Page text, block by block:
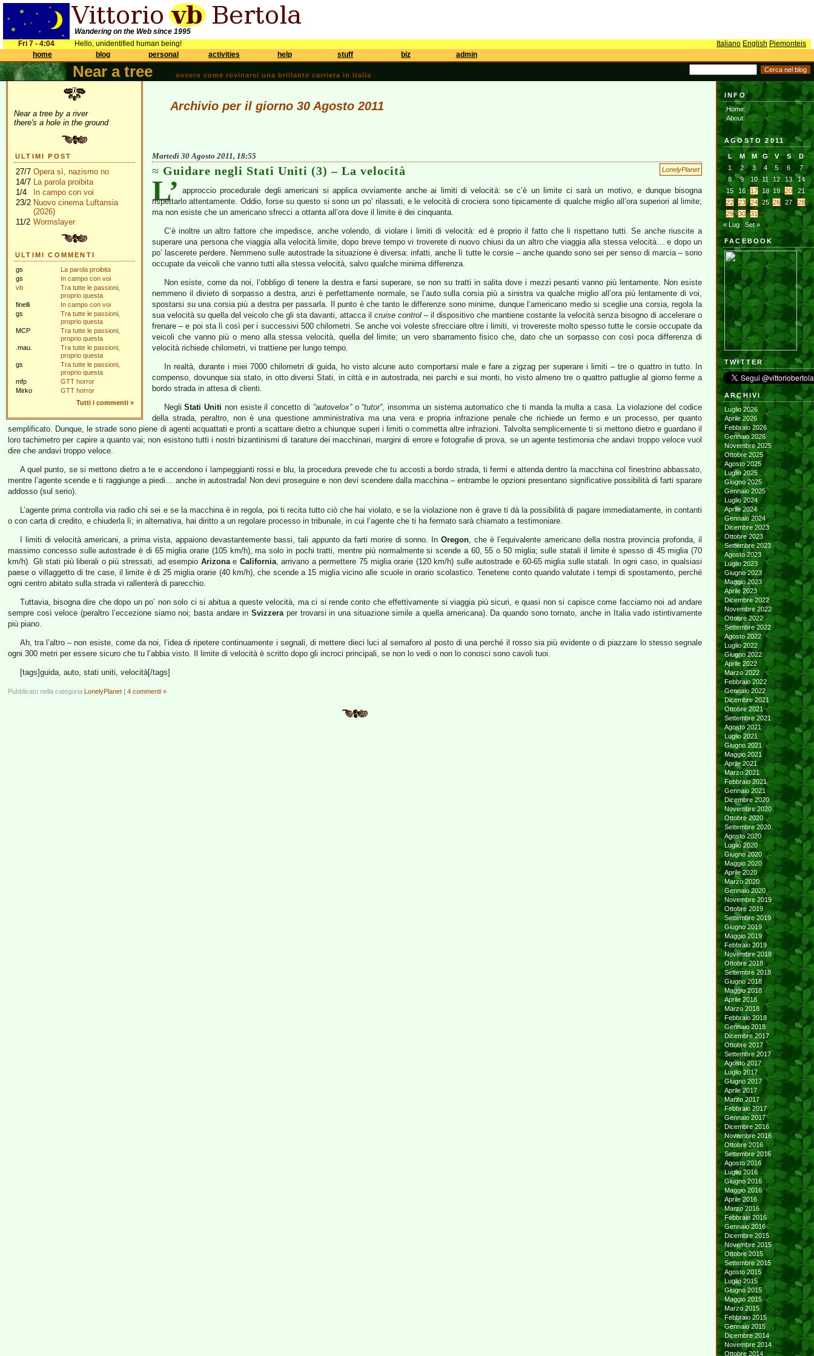
Wandering on the Web since 1995
Fri 7 - 4:04
Hello, unidentified human being! Italiano English Piemonteis
home
blog personal activities help stuff biz admin
Near a tree ovvero come rovinarsi una brillante carriera in Italia
Near a tree by a river
there's a hole in the ground
ULTIMI POST
27/7 Opera sì, nazismo no
14/7 La parola proibita
1/4
In campo con voi
23/2 Nuovo cinema Luftansia
(2026)
11/2 Wormslayer
ULTIMI COMMENTI
gs
La parola proibita
gs
In campo con voi
vb
Tra tutte le passioni,
proprio questa
finelli
In campo con voi
gs
Tra tutte le passioni,
proprio questa
MCP
Tra tutte le passioni,
proprio questa
.mau.
Tra tutte le passioni,
proprio questa
gs
Tra tutte le passioni,
proprio questa
mfp
GTT horror
Mirko
GTT horror
Tutti i commenti »
Archivio per il giorno 30 Agosto 2011
Martedì 30 Agosto 2011, 18:55
LonelyPlanet
Guidare negli Stati Uniti (3) – La velocità
L’ approccio procedurale degli americani si applica ovviamente anche ai limiti di velocità: se c’è un limite ci sarà un motivo, e dunque bisogna
rispettarlo attentamente. Oddio, forse su questo si sono un po’ rilassati, e le velocità di crociera sono tipicamente di qualche miglio all’ora superiori al limite;
ma non esiste che un americano sfrecci a ottanta all’ora dove il limite è dei cinquanta.
C’è inoltre un altro fattore che impedisce, anche volendo, di violare i limiti di velocità: ed è proprio il fatto che li rispettano tutti. Se anche riuscite a
superare una persona che viaggia alla velocità limite, dopo breve tempo vi troverete di nuovo chiusi da un altro che viaggia alla stessa velocità… e dopo un
po’ lascerete perdere. Nemmeno sulle autostrade la situazione è diversa: infatti, anche lì tutte le corsie – anche quando sono sei per senso di marcia – sono
occupate da veicoli che vanno tutti alla stessa velocità, salvo qualche minima differenza.
Non esiste, come da noi, l’obbligo di tenere la destra e farsi superare, se non su tratti in salita dove i mezzi pesanti vanno più lentamente. Non esiste
nemmeno il divieto di sorpasso a destra, anzi è perfettamente normale, se l’auto sulla corsia più a sinistra va qualche miglio all’ora più lentamente di voi,
spostarsi su una corsia più a destra per passarla. Il punto è che tanto le differenze sono minime, dunque l’americano medio si sceglie una corsia, regola la
sua velocità su quella del veicolo che gli sta davanti, attacca il cruise control – il dispositivo che mantiene costante la velocità senza bisogno di accelerare o
frenare – e poi sta lì così per i successivi 500 chilometri. Se anche voi voleste sfrecciare oltre i limiti, vi trovereste molto spesso tutte le corsie occupate da
veicoli che vanno più o meno alla stessa velocità, quella del limite; un vero sbarramento fisico che, dato che un sorpasso con così poca differenza di
velocità richiede chilometri, vi trattiene per lungo tempo.
In realtà, durante i miei 7000 chilometri di guida, ho visto alcune auto comportarsi male e fare a zigzag per superare i limiti – tre o quattro in tutto. In
compenso, dovunque sia stato, in otto diversi Stati, in città e in autostrada, nei parchi e sui monti, ho visto almeno tre o quattro pattuglie al giorno ferme a
bordo strada in attesa di clienti.
NegliStati Uniti non esiste il concetto di “autovelox”o “tutor”, insomma un sistema automatico che ti manda la multa a casa. La violazione del codice
della strada, peraltro, non è una questione amministrativa ma una vera e propria infrazione penale che richiede un fermo e un processo, per quanto
semplificato. Dunque, le strade sono piene di agenti acquattati e pronti a scattare dietro a chiunque superi i limiti o commetta altre infrazioni. Talvolta semplicemente ti si mettono dietro e guardano il
loro tachimetro per capire a quanto vai; non esistono tutti i nostri bizantinismi di tarature dei macchinari, margini di errore e fotografie di prova, se un agente testimonia che andavi troppo veloce vuol
dire che andavi troppo veloce.
A quel punto, se si mettono dietro a te e accendono i lampeggianti rossi e blu, la procedura prevede che tu accosti a bordo strada, ti fermi e attenda dentro la macchina col finestrino abbassato,
mentre l’agente scende e ti raggiunge a piedi… anche in autostrada! Non devi proseguire e non devi scendere dalla macchina – entrambe le opzioni presentano significative possibilità di farti sparare
addosso (sul serio).
L’agente prima controlla via radio chi sei e se la macchina è in regola, poi ti recita tutto ciò che hai violato, e se la violazione non è grave ti dà la possibilità di pagare immediatamente, in contanti
o con carta di credito, e chiuderla lì; in alternativa, hai diritto a un regolare processo in tribunale, in cui l’agente che ti ha fermato sarà chiamato a testimoniare.
I limiti di velocità americani, a prima vista, appaiono devastantemente bassi, tali appunto da farti morire di sonno. InOregon, che è l’equivalente americano della nostra provincia profonda, il
massimo concesso sulle autostrade è di 65 miglia orarie (105 km/h), ma solo in pochi tratti, mentre più normalmente si scende a 60, 55 o 50 miglia; sulle statali il limite è spesso di 45 miglia (70
km/h). Gli stati più liberali o più stressati, ad esempio Arizonae California, arrivano a permettere 75 miglia orarie (120 km/h) sulle autostrade e 60-65 miglia sulle statali. In ogni caso, in qualsiasi
paese o villaggetto di tre case, il limite è di 25 miglia orarie (40 km/h), che scende a 15 miglia vicino alle scuole in orario scolastico. Tenetene conto quando valutate i tempi di spostamento, perché
ogni centro abitato sulla strada vi rallenterà di parecchio.
Tuttavia, bisogna dire che dopo un po’ non solo ci si abitua a queste velocità, ma ci si rende conto che effettivamente si viaggia più sicuri, e quasi non si capisce come facciamo noi ad andare
sempre così veloce (peraltro l’eccezione siamo noi; basta andare inSvizzeraper trovarsi in una situazione simile a quella americana). Da quando sono tornato, anche in Italia vado istintivamente
più piano.
Ah, tra l’altro – non esiste, come da noi, l’idea di ripetere continuamente i segnali, di mettere dieci luci al semaforo al posto di una perché il rosso sia più evidente o di piazzare lo stesso segnale
ogni 300 metri per essere sicuro che tu l’abbia visto. Il limite di velocità è scritto dopo gli incroci principali, se non lo vedi o non lo conosci sono cavoli tuoi.
[tags]guida, auto, stati uniti, velocità[/tags]
Pubblicato nella categoria LonelyPlanet | 4 commenti »
INFO
:Home:
:About:
AGOSTO 2011
L M M G V S
D
1
2 3 4 5 6
7
8
9 10 11 12 13
14
15
16 17 18 19 20
21
22
23 24 25 26 27
28
29
30
31
« Lug
Set »
FACEBOOK
TWITTER
ARCHIVI
Luglio 2026
Aprile 2026
Febbraio 2026
Gennaio 2026
Novembre 2025
Ottobre 2025
Agosto 2025
Luglio 2025
Giugno 2025
Gennaio 2025
Luglio 2024
Aprile 2024
Gennaio 2024
Dicembre 2023
Ottobre 2023
Settembre 2023
Agosto 2023
Luglio 2023
Giugno 2023
Maggio 2023
Aprile 2023
Dicembre 2022
Novembre 2022
Ottobre 2022
Settembre 2022
Agosto 2022
Luglio 2022
Giugno 2022
Aprile 2022
Marzo 2022
Febbraio 2022
Gennaio 2022
Dicembre 2021
Ottobre 2021
Settembre 2021
Agosto 2021
Luglio 2021
Giugno 2021
Maggio 2021
Aprile 2021
Marzo 2021
Febbraio 2021
Gennaio 2021
Dicembre 2020
Novembre 2020
Ottobre 2020
Settembre 2020
Agosto 2020
Luglio 2020
Giugno 2020
Maggio 2020
Aprile 2020
Marzo 2020
Gennaio 2020
Novembre 2019
Ottobre 2019
Settembre 2019
Giugno 2019
Maggio 2019
Febbraio 2019
Novembre 2018
Ottobre 2018
Settembre 2018
Giugno 2018
Maggio 2018
Aprile 2018
Marzo 2018
Febbraio 2018
Gennaio 2018
Dicembre 2017
Ottobre 2017
Settembre 2017
Agosto 2017
Luglio 2017
Giugno 2017
Aprile 2017
Marzo 2017
Febbraio 2017
Gennaio 2017
Dicembre 2016
Novembre 2016
Ottobre 2016
Settembre 2016
Agosto 2016
Luglio 2016
Giugno 2016
Maggio 2016
Aprile 2016
Marzo 2016
Febbraio 2016
Gennaio 2016
Dicembre 2015
Novembre 2015
Ottobre 2015
Settembre 2015
Agosto 2015
Luglio 2015
Giugno 2015
Maggio 2015
Marzo 2015
Febbraio 2015
Gennaio 2015
Dicembre 2014
Novembre 2014
Ottobre 2014